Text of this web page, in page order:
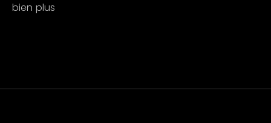
bien plus